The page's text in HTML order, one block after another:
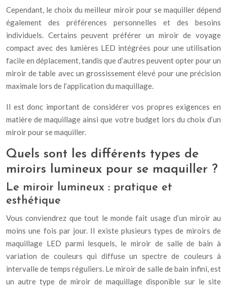
Cependant, le choix du meilleur miroir pour se maquiller dépend
également des préférences personnelles et des besoins
individuels. Certains peuvent préférer un miroir de voyage
compact avec des lumières LED intégrées pour une utilisation
facile en déplacement, tandis que d’autres peuvent opter pour un
miroir de table avec un grossissement élevé pour une précision
maximale lors de l’application du maquillage.
Il est donc important de considérer vos propres exigences en
matière de maquillage ainsi que votre budget lors du choix d’un
miroir pour se maquiller.
Quels sont les différents types de
miroirs lumineux pour se maquiller ?
Le miroir lumineux : pratique et
esthétique
Vous conviendrez que tout le monde fait usage d’un miroir au
moins une fois par jour. Il existe plusieurs types de miroirs de
maquillage LED parmi lesquels, le miroir de salle de bain à
variation de couleurs qui diffuse un spectre de couleurs à
intervalle de temps réguliers. Le miroir de salle de bain infini, est
un autre type de miroir de maquillage disponible sur le site